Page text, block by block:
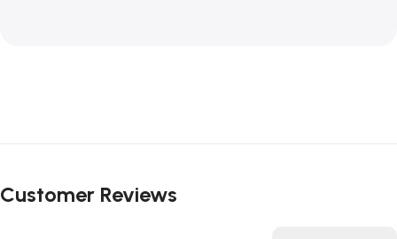
Customer Reviews